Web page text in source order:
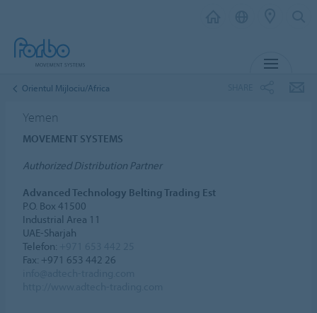
Orientul Mijlociu/Africa
Yemen
MOVEMENT SYSTEMS
Authorized Distribution Partner
Advanced Technology Belting Trading Est
P.O. Box 41500
Industrial Area 11
UAE-Sharjah
Telefon:
Fax: +971 653 442 26